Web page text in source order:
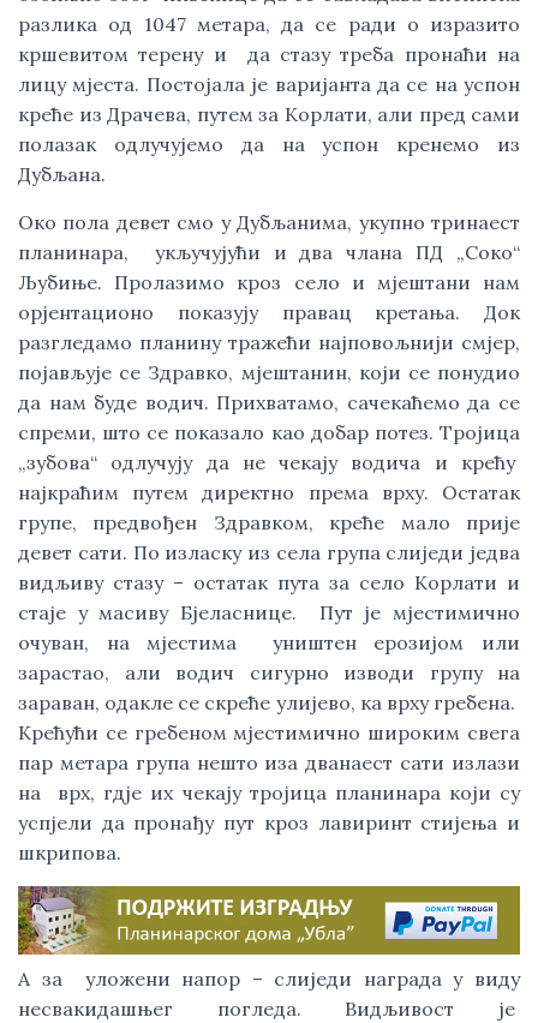
разлика од 1047 метара, да се ради о изразито
кршевитом терену и да стазу треба пронаћи на
лицу мјеста. Постојала је варијанта да се на успон
креће из Драчева, путем за Корлати, али пред сами
полазак одлучујемо да на успон кренемо из
Дубљана.
Око пола девет смо у Дубљанима, укупно тринаест
планинара, укључујући и два члана ПД „Соко“
Љубиње. Пролазимо кроз село и мјештани нам
орјентационо показују правац кретања. Док
разгледамо планину тражећи најповољнији смјер,
појављује се Здравко, мјештанин, који се понудио
да нам буде водич. Прихватамо, сачекаћемо да се
спреми, што се показало као добар потез. Тројица
„зубова“ одлучују да не чекају водича и крећу
најкраћим путем директно према врху. Остатак
групе, предвођен Здравком, креће мало прије
девет сати. По изласку из села група слиједи једва
видљиву стазу – остатак пута за село Корлати и
стаје у масиву Бјеласнице. Пут је мјестимично
очуван, на мјестима уништен ерозијом или
зарастао, али водич сигурно изводи групу на
зараван, одакле се скреће улијево, ка врху гребена.
Крећући се гребеном мјестимично широким свега
пар метара група нешто иза дванаест сати излази
на врх, гдје их чекају тројица планинара који су
успјели да пронађу пут кроз лавиринт стијења и
шкрипова.
А за уложени напор – слиједи награда у виду
несвакидашњег погледа. Видљивост је